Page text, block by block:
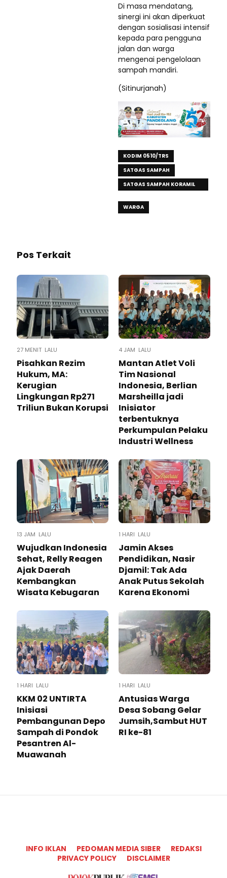
Di masa mendatang,
sinergi ini akan diperkuat
dengan sosialisasi intensif
kepada para pengguna
jalan dan warga
mengenai pengelolaan
sampah mandiri.
(Sitinurjanah)
KODIM 0510/TRS
SATGAS SAMPAH
SATGAS SAMPAH KORAMIL
WARGA
Pos Terkait
27 MENIT LALU
Pisahkan Rezim
Hukum, MA:
Kerugian
Lingkungan Rp271
Triliun Bukan Korupsi
4 JAM LALU
Mantan Atlet Voli
Tim Nasional
Indonesia, Berlian
Marsheilla jadi
Inisiator
terbentuknya
Perkumpulan Pelaku
Industri Wellness
13 JAM LALU
Wujudkan Indonesia
Sehat, Relly Reagen
Ajak Daerah
Kembangkan
Wisata Kebugaran
1 HARI LALU
Jamin Akses
Pendidikan, Nasir
Djamil: Tak Ada
Anak Putus Sekolah
Karena Ekonomi
1 HARI LALU
KKM 02 UNTIRTA
Inisiasi
Pembangunan Depo
Sampah di Pondok
Pesantren Al-
Muawanah
1 HARI LALU
Antusias Warga
Desa Sobang Gelar
Jumsih,Sambut HUT
RI ke-81
INFO IKLAN PEDOMAN MEDIA SIBER
REDAKSI
PRIVACY POLICY
DISCLAIMER